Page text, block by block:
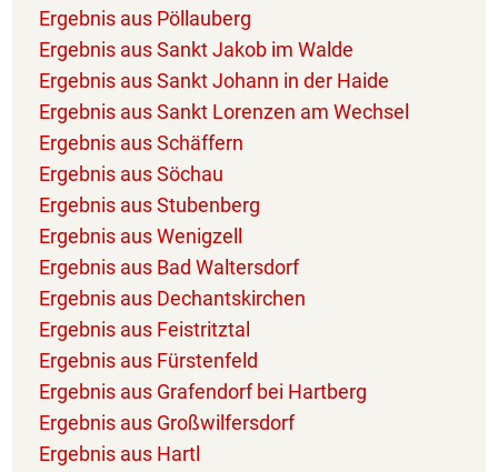
Ergebnis aus Pöllauberg
Ergebnis aus Sankt Jakob im Walde
Ergebnis aus Sankt Johann in der Haide
Ergebnis aus Sankt Lorenzen am Wechsel
Ergebnis aus Schäffern
Ergebnis aus Söchau
Ergebnis aus Stubenberg
Ergebnis aus Wenigzell
Ergebnis aus Bad Waltersdorf
Ergebnis aus Dechantskirchen
Ergebnis aus Feistritztal
Ergebnis aus Fürstenfeld
Ergebnis aus Grafendorf bei Hartberg
Ergebnis aus Großwilfersdorf
Ergebnis aus Hartl